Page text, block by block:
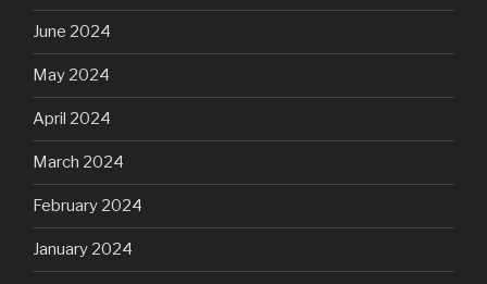
June 2024
May 2024
April 2024
March 2024
February 2024
January 2024